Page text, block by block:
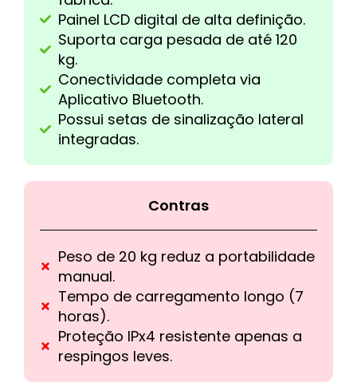
Painel LCD digital de alta definição.
Suporta carga pesada de até 120
kg.
Conectividade completa via
Aplicativo Bluetooth.
Possui setas de sinalização lateral
integradas.
Contras
Peso de 20 kg reduz a portabilidade
manual.
Tempo de carregamento longo (7
horas).
Proteção IPx4 resistente apenas a
respingos leves.